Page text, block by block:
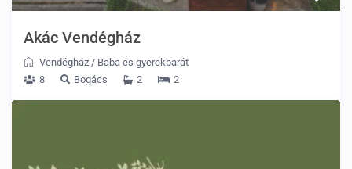
Akác Vendégház
Vendégház / Baba és gyerekbarát
8
Bogács 2 2